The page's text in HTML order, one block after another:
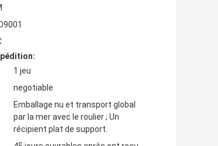
1 jeu
negotiable
Emballage nu et transport global
par la mer avec le roulier ; Un
récipient plat de support.